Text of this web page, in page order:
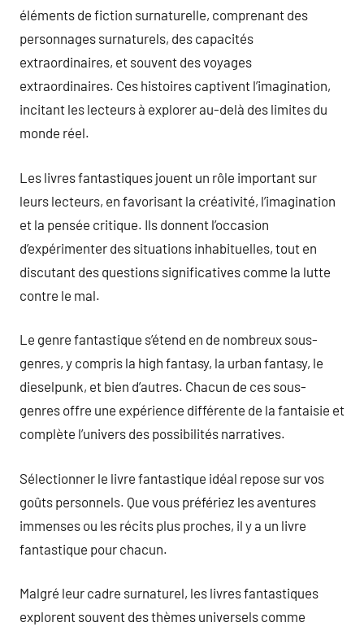
éléments de fiction surnaturelle, comprenant des
personnages surnaturels, des capacités
extraordinaires, et souvent des voyages
extraordinaires. Ces histoires captivent l’imagination,
incitant les lecteurs à explorer au-delà des limites du
monde réel.
Les livres fantastiques jouent un rôle important sur
leurs lecteurs, en favorisant la créativité, l’imagination
et la pensée critique. Ils donnent l’occasion
d’expérimenter des situations inhabituelles, tout en
discutant des questions significatives comme la lutte
contre le mal.
Le genre fantastique s’étend en de nombreux sous-
genres, y compris la high fantasy, la urban fantasy, le
dieselpunk, et bien d’autres. Chacun de ces sous-
genres offre une expérience différente de la fantaisie et
complète l’univers des possibilités narratives.
Sélectionner le livre fantastique idéal repose sur vos
goûts personnels. Que vous préfériez les aventures
immenses ou les récits plus proches, il y a un livre
fantastique pour chacun.
Malgré leur cadre surnaturel, les livres fantastiques
explorent souvent des thèmes universels comme